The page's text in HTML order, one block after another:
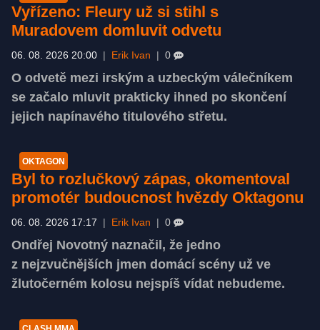
Vyřízeno: Fleury už si stihl s
Muradovem domluvit odvetu
06. 08. 2026 20:00 Erik Ivan 0
O odvetě mezi irským a uzbeckým válečníkem
se začalo mluvit prakticky ihned po skončení
jejich napínavého titulového střetu.
OKTAGON
Byl to rozlučkový zápas, okomentoval
promotér budoucnost hvězdy Oktagonu
06. 08. 2026 17:17 Erik Ivan 0
Ondřej Novotný naznačil, že jedno
z nejzvučnějších jmen domácí scény už ve
žlutočerném kolosu nejspíš vídat nebudeme.